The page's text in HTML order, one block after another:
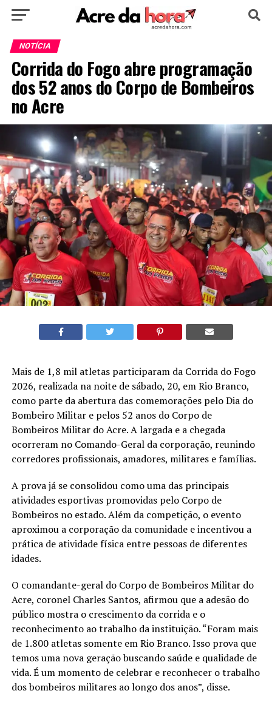
HOME
EDUCAÇÃO NOTÍCIA MUNDO
NOTÍCIA
Corrida do Fogo abre programação
dos 52 anos do Corpo de Bombeiros
no Acre
Mais de 1,8 mil atletas participaram da Corrida do Fogo
2026, realizada na noite de sábado, 20, em Rio Branco,
como parte da abertura das comemorações pelo Dia do
Bombeiro Militar e pelos 52 anos do Corpo de
Bombeiros Militar do Acre. A largada e a chegada
ocorreram no Comando-Geral da corporação, reunindo
corredores profissionais, amadores, militares e famílias.
A prova já se consolidou como uma das principais
atividades esportivas promovidas pelo Corpo de
Bombeiros no estado. Além da competição, o evento
aproximou a corporação da comunidade e incentivou a
prática de atividade física entre pessoas de diferentes
idades.
O comandante-geral do Corpo de Bombeiros Militar do
Acre, coronel Charles Santos, afirmou que a adesão do
público mostra o crescimento da corrida e o
reconhecimento ao trabalho da instituição. “Foram mais
de 1.800 atletas somente em Rio Branco. Isso prova que
temos uma nova geração buscando saúde e qualidade de
vida. É um momento de celebrar e reconhecer o trabalho
dos bombeiros militares ao longo dos anos”, disse.